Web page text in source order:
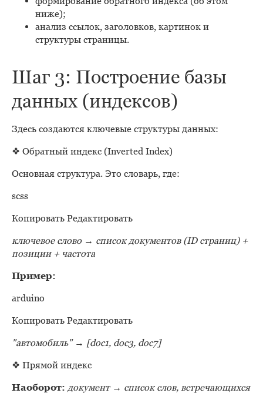
ниже);
анализ ссылок, заголовков, картинок и
структуры страницы.
Шаг 3: Построение базы
данных (индексов)
Здесь создаются ключевые структуры данных:
❖ Обратный индекс (Inverted Index)
Основная структура. Это словарь, где:
scss
Копировать Редактировать
ключевое слово → список документов (ID страниц) +
позиции + частота
Пример:
arduino
Копировать Редактировать
"автомобиль" → [doc1, doc3, doc7]
❖ Прямой индекс
Наоборот: документ → список слов, встречающихся